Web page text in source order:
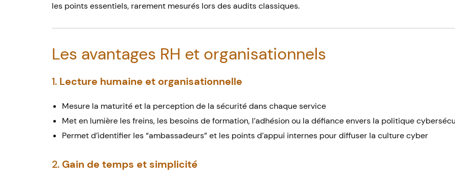
les points essentiels, rarement mesurés lors des audits classiques.
Les avantages RH et organisationnels
1. Lecture humaine et organisationnelle
Mesure la maturité et la perception de la sécurité dans chaque service
Met en lumière les freins, les besoins de formation, l’adhésion ou la défiance envers la politique
Permet d’identifier les “ambassadeurs” et les points d’appui internes pour diffuser la culture cyber
2. Gain de temps et simplicité